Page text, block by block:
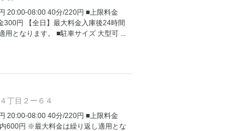
20:00-08:00 40分/220円 ■上限料金
300円 【全日】最大料金入庫後24時間
となります。 ■駐車サイズ 大型可 ...
丁目２ー６４
20:00-08:00 40分/220円 ■上限料金
600円 ※最大料金は繰り返し適用とな